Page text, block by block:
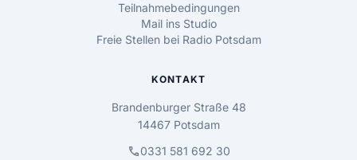
Teilnahmebedingungen
Mail ins Studio
Freie Stellen bei Radio Potsdam
KONTAKT
Brandenburger Straße 48
14467 Potsdam
call0331 581 692 30